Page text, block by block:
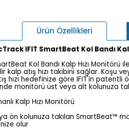
Ürün Özellikleri
IFIT SmartBeat Kol Bandı
Kol Bandı Kalp Hızı Monitörü
kalp atış hızı takibini sağlar. Koşu
hızı hedefinize göre IFIT'in
monitörü üst veya alt kolunuza
Kalp Hızı Monitörü
ön kolunuza takılan SmartBeat™
olur